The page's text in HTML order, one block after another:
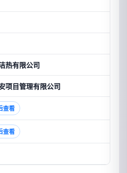
热有限公司
项目管理有限公司
查看
查看